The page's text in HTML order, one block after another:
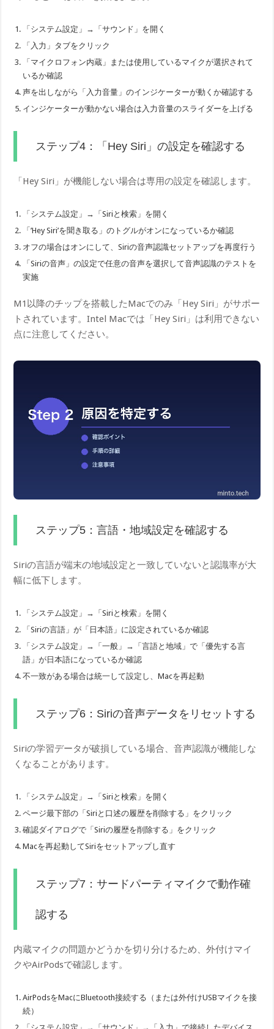
「システム設定」→「サウンド」を開く
「入力」タブをクリック
「マイクロフォン内蔵」または使用しているマイクが選択されて
いるか確認
声を出しながら「入力音量」のインジケーターが動くか確認する
インジケーターが動かない場合は入力音量のスライダーを上げる
ステップ4：「Hey Siri」の設定を確認する
「Hey Siri」が機能しない場合は専用の設定を確認します。
「システム設定」→「Siriと検索」を開く
「’Hey Siri’を聞き取る」のトグルがオンになっているか確認
オフの場合はオンにして、Siriの音声認識セットアップを再度行う
「Siriの音声」の設定で任意の音声を選択して音声認識のテストを
実施
M1以降のチップを搭載したMacでのみ「Hey Siri」がサポー
トされています。Intel Macでは「Hey Siri」は利用できない
点に注意してください。
ステップ5：言語・地域設定を確認する
Siriの言語が端末の地域設定と一致していないと認識率が大
幅に低下します。
「システム設定」→「Siriと検索」を開く
「Siriの言語」が「日本語」に設定されているか確認
「システム設定」→「一般」→「言語と地域」で「優先する言
語」が日本語になっているか確認
不一致がある場合は統一して設定し、Macを再起動
ステップ6：Siriの音声データをリセットする
Siriの学習データが破損している場合、音声認識が機能しな
くなることがあります。
「システム設定」→「Siriと検索」を開く
ページ最下部の「Siriと口述の履歴を削除する」をクリック
確認ダイアログで「Siriの履歴を削除する」をクリック
Macを再起動してSiriをセットアップし直す
ステップ7：サードパーティマイクで動作確
認する
内蔵マイクの問題かどうかを切り分けるため、外付けマイ
クやAirPodsで確認します。
AirPodsをMacにBluetooth接続する（または外付けUSBマイクを接
続）